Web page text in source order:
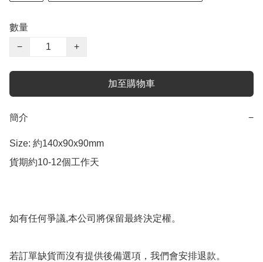
數量
−
+
加至購物車
簡介 −
Size: 約140x90x90mm
貨期約10-12個工作天
如有任何爭議,本公司將保留最終決定權。
若訂單缺貨而沒有提供後備選項，我們會安排退款。